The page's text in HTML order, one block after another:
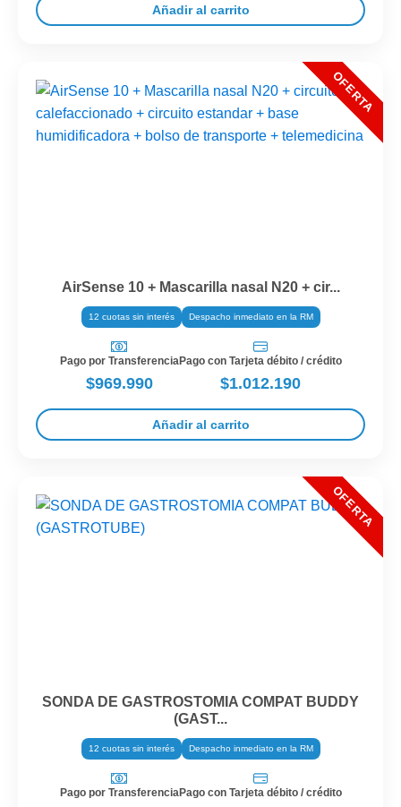
Añadir al carrito
AirSense 10 + Mascarilla nasal N20 + cir...
12 cuotas sin interés Despacho inmediato en la RM
Pago por Transferencia
$969.990
Pago con Tarjeta débito / crédito
$1.012.190
Añadir al carrito
SONDA DE GASTROSTOMIA COMPAT BUDDY
(GAST...
12 cuotas sin interés Despacho inmediato en la RM
Pago por TransferenciaPago con Tarjeta débito / crédito